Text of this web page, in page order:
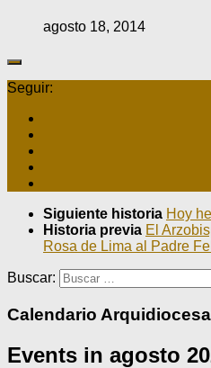
agosto 18, 2014
Seguir:
Siguiente historia Hoy
Historia previa El
Rosa de Lima al Padre
Buscar:
Calendario
Events in agosto